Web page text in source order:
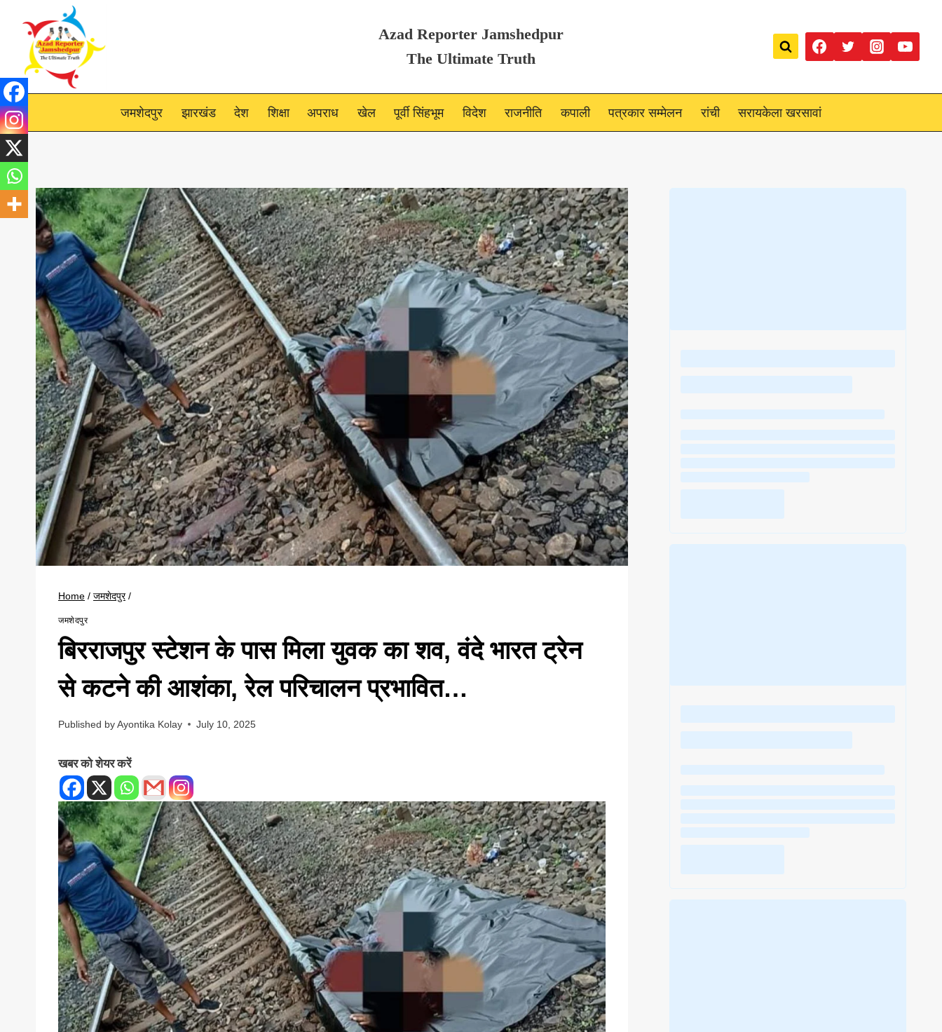
content
Azad Reporter Jamshedpur
The Ultimate Truth
जमशेदपुर झारखंड देश शिक्षा अपराध खेल पूर्वी सिंहभूम विदेश राजनीति कपाली पत्रकार सम्मेलन रांची सरायकेला खरसावां
Home / जमशेदपुर /
जमशेदपुर
बिरराजपुर स्टेशन के पास मिला युवक का शव, वंदे भारत ट्रेन
से कटने की आशंका, रेल परिचालन प्रभावित…
Published by Ayontika Kolay July 10, 2025
खबर को शेयर करें